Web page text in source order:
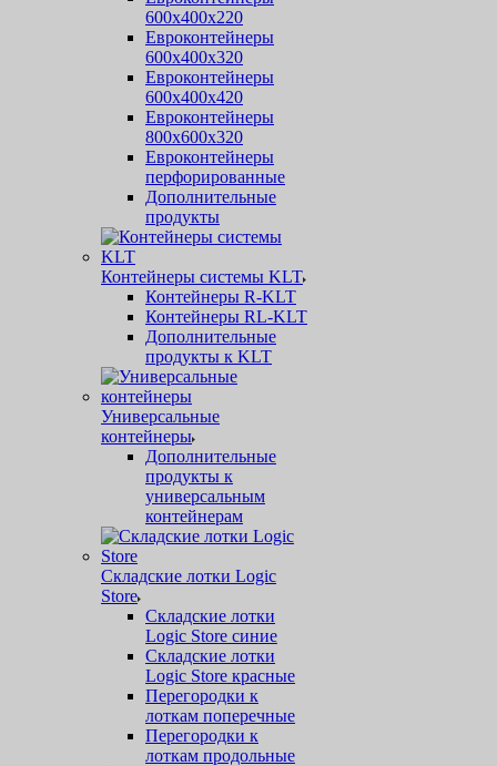
600х400х220
Евроконтейнеры
600х400х320
Евроконтейнеры
600х400х420
Евроконтейнеры
800х600х320
Евроконтейнеры
перфорированные
Дополнительные
продукты
Контейнеры системы KLT
Контейнеры R-KLT
Контейнеры RL-KLT
Дополнительные
продукты к KLT
Универсальные
контейнеры
Дополнительные
продукты к
универсальным
контейнерам
Складские лотки Logic
Store
Складские лотки
Logic Store синие
Складские лотки
Logic Store красные
Перегородки к
лоткам поперечные
Перегородки к
лоткам продольные